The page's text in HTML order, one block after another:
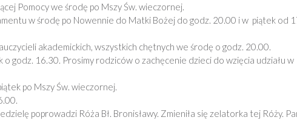
Pomocy we środę po Mszy Św. wieczornej.
w środę po Nowennie do Matki Bożej do godz. 20.00 i w piątek od
akademickich, wszystkich chętnych we środę o godz. 20.00.
godz. 16.30. Prosimy rodziców o zachęcenie dzieci do wzięcia udziału w
po Mszy Św. wieczornej.
poprowadzi Róża Bł. Bronisławy. Zmieniła się zelatorka tej Róży.